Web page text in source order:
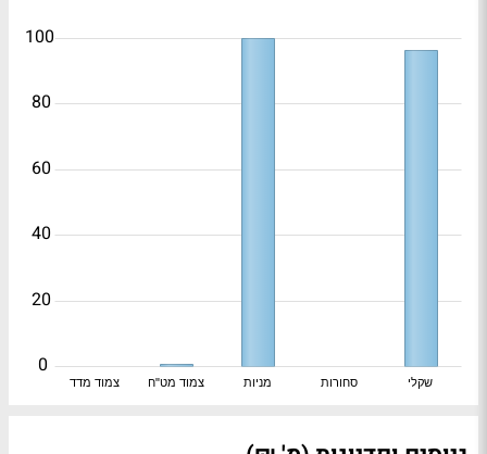
צמוד מדד צמוד מט"ח מניות סחורות שקלי
0
20
40
60
80
100